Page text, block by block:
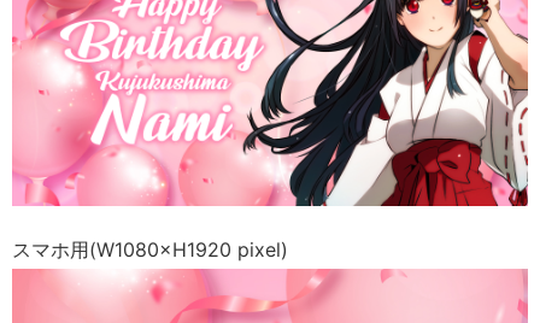
スマホ用(W1080×H1920 pixel)